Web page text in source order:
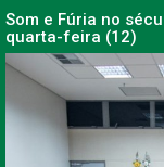
Som e Fúria no
quarta-feira (12)